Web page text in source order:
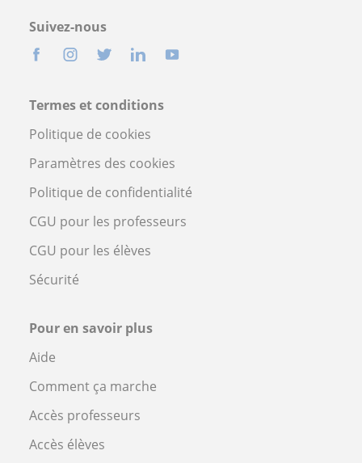
Suivez-nous
Termes et conditions
Politique de cookies
Paramètres des cookies
Politique de confidentialité
CGU pour les professeurs
CGU pour les élèves
Sécurité
Pour en savoir plus
Aide
Comment ça marche
Accès professeurs
Accès élèves